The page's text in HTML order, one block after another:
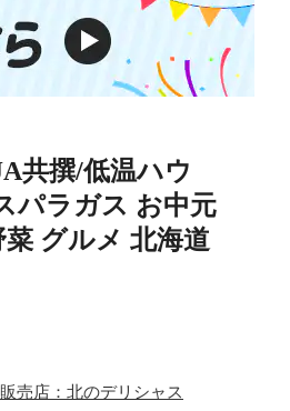
共撰/低温ハウ
パラガス お中元
グルメ 北海道
販売店：北のデリシャス